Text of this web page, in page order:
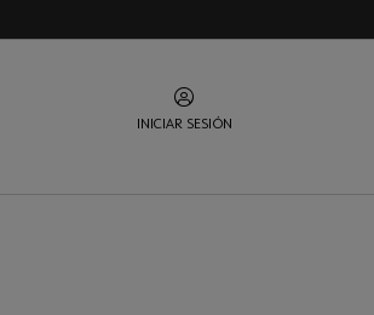
INICIAR SESIÓN